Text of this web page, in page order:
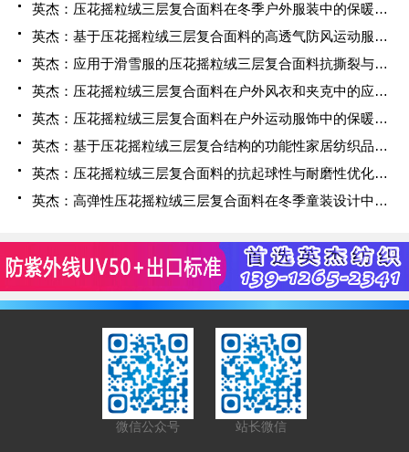
英杰：压花摇粒绒三层复合面料在冬季户外服装中的保暖性能优化研究
英杰：基于压花摇粒绒三层复合面料的高透气防风运动服饰开发
英杰：应用于滑雪服的压花摇粒绒三层复合面料抗撕裂与耐磨性提升技术
英杰：压花摇粒绒三层复合面料在户外风衣和夹克中的应用与性能
英杰：压花摇粒绒三层复合面料在户外运动服饰中的保暖与透气性能研究
英杰：基于压花摇粒绒三层复合结构的功能性家居纺织品开发与应用
英杰：压花摇粒绒三层复合面料的抗起球性与耐磨性优化技术分析
英杰：高弹性压花摇粒绒三层复合面料在冬季童装设计中的应用实践
微信公众号 站长微信